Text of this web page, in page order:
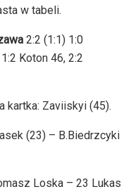
w tabeli.
2:2 (1:1) 1:0
Koton 46, 2:2
kartka: Zaviiskyi (45).
(23) – B.Biedrzcyki
Loska – 23 Lukas